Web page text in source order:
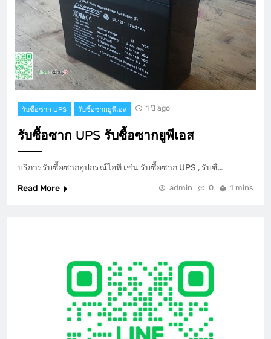
รับซื้อซาก UPS รับซื้อซากยูพีเอส 1 ปี ago
รับซื้อซาก UPS รับซื้อซากยูพีเอส
บริการรับซื้อซากอุปกรณ์ไอที เช่น รับซื้อซาก UPS , รับซื…
Read More
admin 0 1 mins